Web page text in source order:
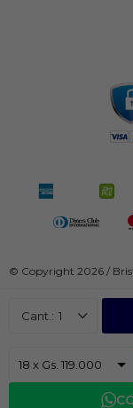
1
© Copyright 2026 /